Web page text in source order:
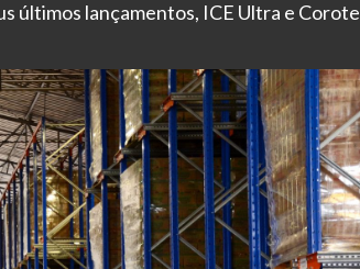
últimos lançamentos, ICE Ultra e Corote